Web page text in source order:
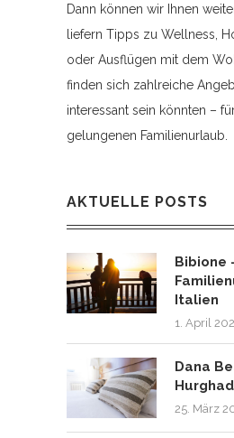
Dann können wir Ihnen
liefern Tipps zu Wellness,
oder Ausflügen mit dem
finden sich zahlreiche
interessant sein könnten –
gelungenen Familienurlaub.
AKTUELLE POSTS
Bibione
Italien
1. April
Dana
25. März